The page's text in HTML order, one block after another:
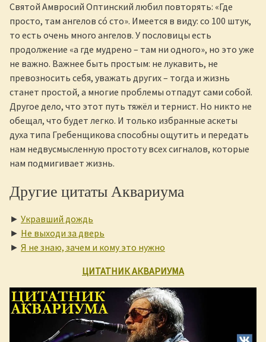
Святой Амвросий Оптинский любил повторять: «Где
просто, там ангелов сó сто». Имеется в виду: со 100 штук,
то есть очень много ангелов. У пословицы есть
продолжение «а где мудрено – там ни одного», но это уже
не важно. Важнее быть простым: не лукавить, не
превозносить себя, уважать других – тогда и жизнь
станет простой, а многие проблемы отпадут сами собой.
Другое дело, что этот путь тяжёл и тернист. Но никто не
обещал, что будет легко. И только избранные аскеты
духа типа Гребенщикова способны ощутить и передать
нам недвусмысленную простоту всех сигналов, которые
нам подмигивает жизнь.
Другие цитаты Аквариума
► Укравший дождь
► Не выходи за дверь
► Я не знаю, зачем и кому это нужно
ЦИТАТНИК АКВАРИУМА